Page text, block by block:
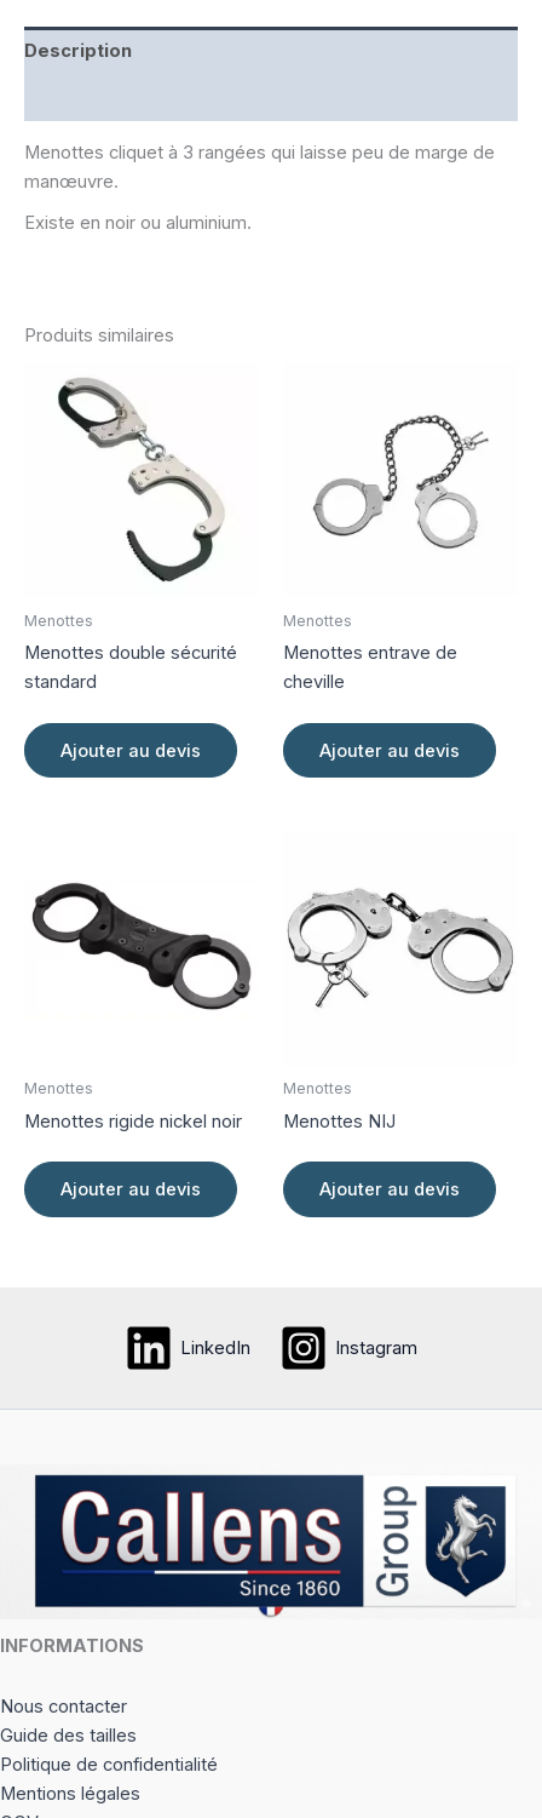
Description
Menottes cliquet à 3 rangées qui laisse peu de marge de
manœuvre.
Existe en noir ou aluminium.
Produits similaires
Menottes
Menottes double sécurité
standard
Ajouter au devis
Menottes
Menottes entrave de
cheville
Ajouter au devis
Menottes
Menottes rigide nickel noir
Ajouter au devis
Menottes
Menottes NIJ
Ajouter au devis
LinkedIn Instagram
INFORMATIONS
Nous contacter
Guide des tailles
Politique de confidentialité
Mentions légales